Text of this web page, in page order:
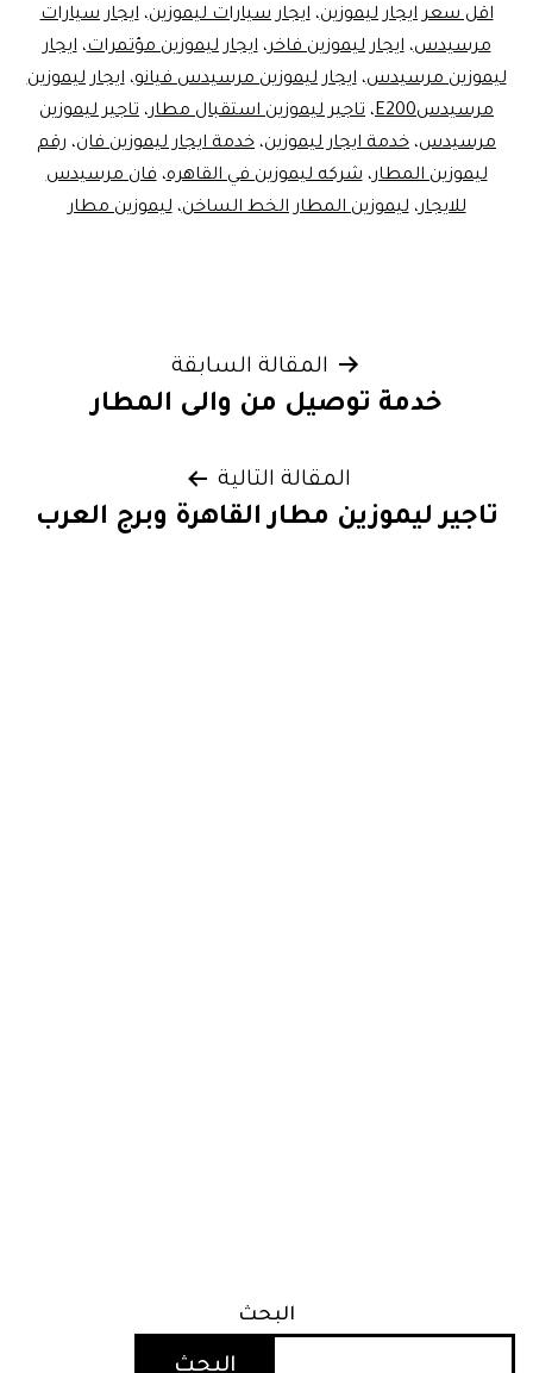
اقل سعر ايجار ليموزين،ايجار سيارات ليموزين،ايجار سيارات
مرسيدس،ايجار ليموزين فاخر،ايجار ليموزين مؤتمرات،ايجار
ليموزين مرسيدس،ايجار ليموزين مرسيدس فيانو،ايجار ليموزين
مرسيدسE200
، تاجير ليموزين استقبال مطار، تاجير ليموزين
مرسيدس، خدمة ايجار ليموزين، خدمة ايجار ليموزين فان، رقم
ليموزين المطار،شركه ليموزين في القاهره،فان مرسيدس
للايجار،ليموزين المطار الخط الساخن،ليموزين مطار
المقالة السابقة
خدمة توصيل من والى المطار
المقالة التالية
تاجير ليموزين مطار القاهرة وبرج العرب
البحث
البحث